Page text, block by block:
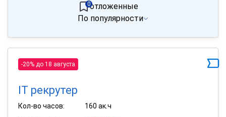
отложенные
0
По популярности
-20% до 18 августа
IT рекрутер
Кол-во часов:
160 ак.ч